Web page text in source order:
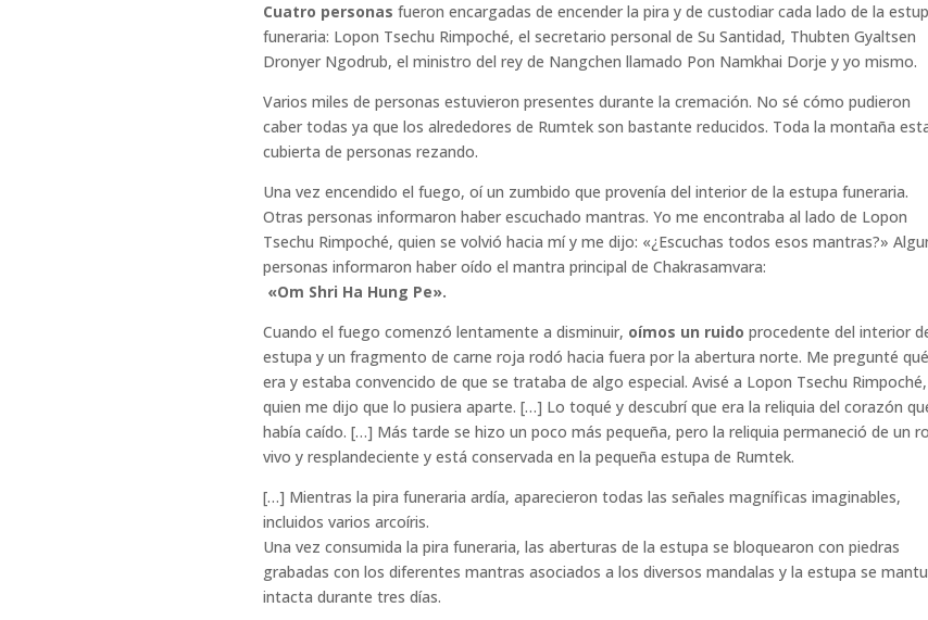
Cuatro personas fueron encargadas de encender la pira y de custodiar cada lado de la
funeraria: Lopon Tsechu Rimpoché, el secretario personal de Su Santidad, Thubten Gyaltsen
Dronyer Ngodrub, el ministro del rey de Nangchen llamado Pon Namkhai Dorje y yo mismo.
Varios miles de personas estuvieron presentes durante la cremación. No sé cómo pudieron
caber todas ya que los alrededores de Rumtek son bastante reducidos. Toda la montaña
cubierta de personas rezando.
Una vez encendido el fuego, oí un zumbido que provenía del interior de la estupa funeraria.
Otras personas informaron haber escuchado mantras. Yo me encontraba al lado de Lopon
Tsechu Rimpoché, quien se volvió hacia mí y me dijo: «¿Escuchas todos esos mantras?»
personas informaron haber oído el mantra principal de Chakrasamvara:
«Om Shri Ha Hung Pe».
Cuando el fuego comenzó lentamente a disminuir, oímos un ruido procedente del interior
estupa y un fragmento de carne roja rodó hacia fuera por la abertura norte. Me pregunté qué
era y estaba convencido de que se trataba de algo especial. Avisé a Lopon Tsechu Rimpoché,
quien me dijo que lo pusiera aparte. […] Lo toqué y descubrí que era la reliquia del corazón
había caído. […] Más tarde se hizo un poco más pequeña, pero la reliquia permaneció de un
vivo y resplandeciente y está conservada en la pequeña estupa de Rumtek.
[…] Mientras la pira funeraria ardía, aparecieron todas las señales magníficas imaginables,
incluidos varios arcoíris.
Una vez consumida la pira funeraria, las aberturas de la estupa se bloquearon con piedras
grabadas con los diferentes mantras asociados a los diversos mandalas y la estupa se
intacta durante tres días.